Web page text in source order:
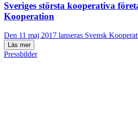
Sveriges största kooperativa
Kooperation
Den 11 maj 2017 lanseras Svensk
Läs mer
Pressbilder